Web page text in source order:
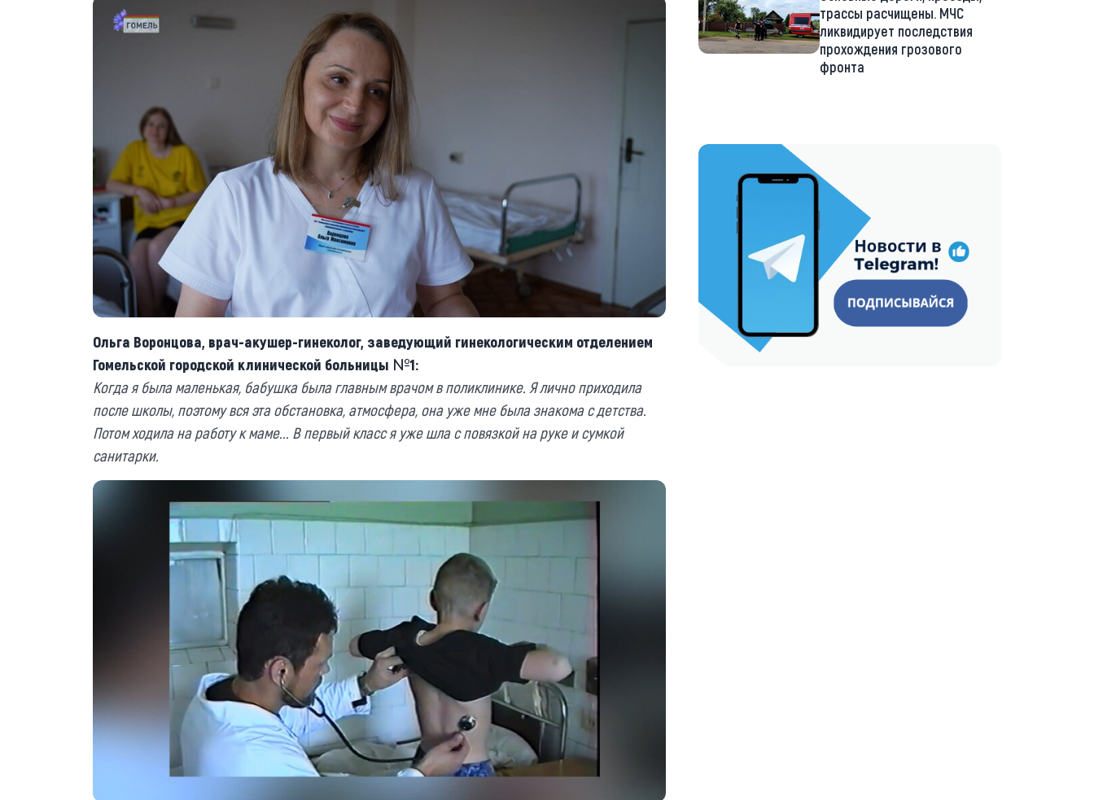
Ольга Воронцова, врач-акушер-гинеколог, заведующий гинекологическим отделением
Гомельской городской клинической больницы №1:
Когда я была маленькая, бабушка была главным врачом в поликлинике. Я лично приходила
после школы, поэтому вся эта обстановка, атмосфера, она уже мне была знакома с детства.
Потом ходила на работу к маме... В первый класс я уже шла с повязкой на руке и сумкой
санитарки.
трассы расчищены. МЧС
ликвидирует последствия
прохождения грозового
фронта
https://t.me/minskctvby